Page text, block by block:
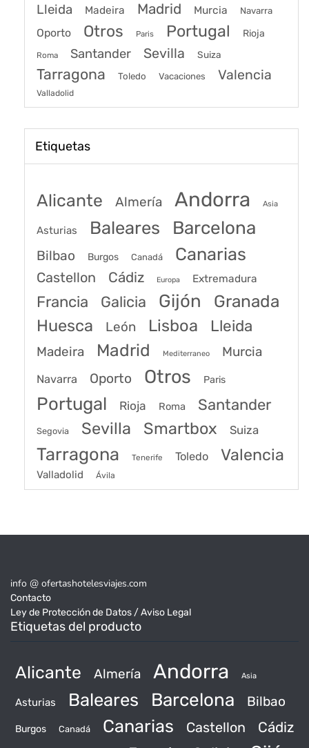
Lleida Madeira Madrid Murcia Navarra
Oporto Otros Paris Portugal Rioja
Roma Santander Sevilla Suiza
Tarragona Toledo Vacaciones Valencia
Valladolid
Etiquetas
Alicante Almería Andorra Asia
Asturias Baleares Barcelona
Bilbao Burgos Canadá Canarias
Castellon Cádiz Europa Extremadura
Francia Galicia Gijón Granada
Huesca León Lisboa Lleida
Madeira Madrid Mediterraneo Murcia
Navarra Oporto Otros Paris
Portugal Rioja Roma Santander
Segovia Sevilla Smartbox Suiza
Tarragona Tenerife Toledo Valencia
Valladolid Ávila
info @ ofertashotelesviajes.com
Contacto
Ley de Protección de Datos / Aviso Legal
Etiquetas del producto
Alicante Almería Andorra Asia
Asturias Baleares Barcelona Bilbao
Burgos Canadá Canarias Castellon Cádiz